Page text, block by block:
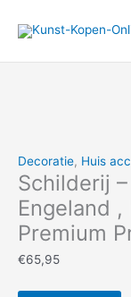
naar
Decoratie, Huis
Schilderij
Engeland
Premium
€65,95